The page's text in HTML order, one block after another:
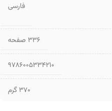
فارسی
۳۳۶ صفحه
9786005334210
370 گرم